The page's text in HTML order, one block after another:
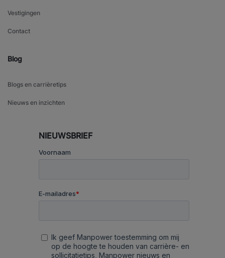
Vestigingen
Contact
Blog
Blogs en carrièretips
Nieuws en inzichten
NIEUWSBRIEF